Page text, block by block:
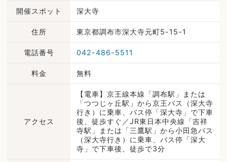
開催スポット 深大寺
住所 東京都調布市深大寺元町5-15-1
電話番号 042-486-5511
料金 無料
アクセス
【電車】京王線本線「調布駅」または
「つつじヶ丘駅」から京王バス（深大寺
行き）に乗車、バス停「深大寺」で下車
後、徒歩すぐ／JR東日本中央線「吉祥
寺駅」または「三鷹駅」から小田急バス
（深大寺行き）に乗車、バス停「深大
寺」で下車後、徒歩で3分